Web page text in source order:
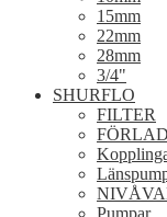
15mm
22mm
28mm
3/4"
SHURFLO
FILTER
Pumpar